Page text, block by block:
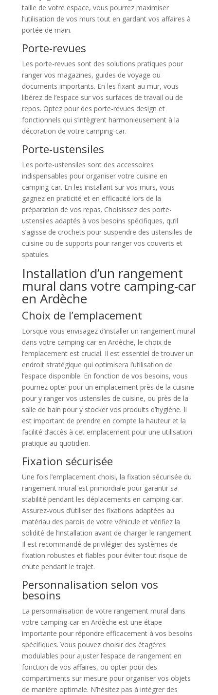
taille de votre espace, vous pourrez maximiser
l’utilisation de vos murs tout en gardant vos affaires à
portée de main.
Porte-revues
Les porte-revues sont des solutions pratiques pour
ranger vos magazines, guides de voyage ou
documents importants. En les fixant au mur, vous
libérez de l’espace sur vos surfaces de travail ou de
repos. Optez pour des porte-revues design et
fonctionnels qui s’intègrent harmonieusement à la
décoration de votre camping-car.
Porte-ustensiles
Les porte-ustensiles sont des accessoires
indispensables pour organiser votre cuisine en
camping-car. En les installant sur vos murs, vous
gagnez en praticité et en efficacité lors de la
préparation de vos repas. Choisissez des porte-
ustensiles adaptés à vos besoins spécifiques, qu’il
s’agisse de crochets pour suspendre des ustensiles de
cuisine ou de supports pour ranger vos couverts et
spatules.
Installation d’un rangement
mural dans votre camping-car
en Ardèche
Choix de l’emplacement
Lorsque vous envisagez d’installer un rangement mural
dans votre camping-car en Ardèche, le choix de
l’emplacement est crucial. Il est essentiel de trouver un
endroit stratégique qui optimisera l’utilisation de
l’espace disponible. En fonction de vos besoins, vous
pourriez opter pour un emplacement près de la cuisine
pour y ranger vos ustensiles de cuisine, ou près de la
salle de bain pour y stocker vos produits d’hygiène. Il
est important de prendre en compte la hauteur et la
facilité d’accès à cet emplacement pour une utilisation
pratique au quotidien.
Fixation sécurisée
Une fois l’emplacement choisi, la fixation sécurisée du
rangement mural est primordiale pour garantir sa
stabilité pendant les déplacements en camping-car.
Assurez-vous d’utiliser des fixations adaptées au
matériau des parois de votre véhicule et vérifiez la
solidité de l’installation avant de charger le rangement.
Il est recommandé de privilégier des systèmes de
fixation robustes et fiables pour éviter tout risque de
chute pendant le trajet.
Personnalisation selon vos
besoins
La personnalisation de votre rangement mural dans
votre camping-car en Ardèche est une étape
importante pour répondre efficacement à vos besoins
spécifiques. Vous pouvez choisir des étagères
modulables pour ajuster l’espace de rangement en
fonction de vos affaires, ou opter pour des
compartiments sur mesure pour organiser vos objets
de manière optimale. N’hésitez pas à intégrer des